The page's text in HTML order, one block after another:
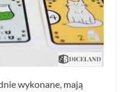
wykonane, mają